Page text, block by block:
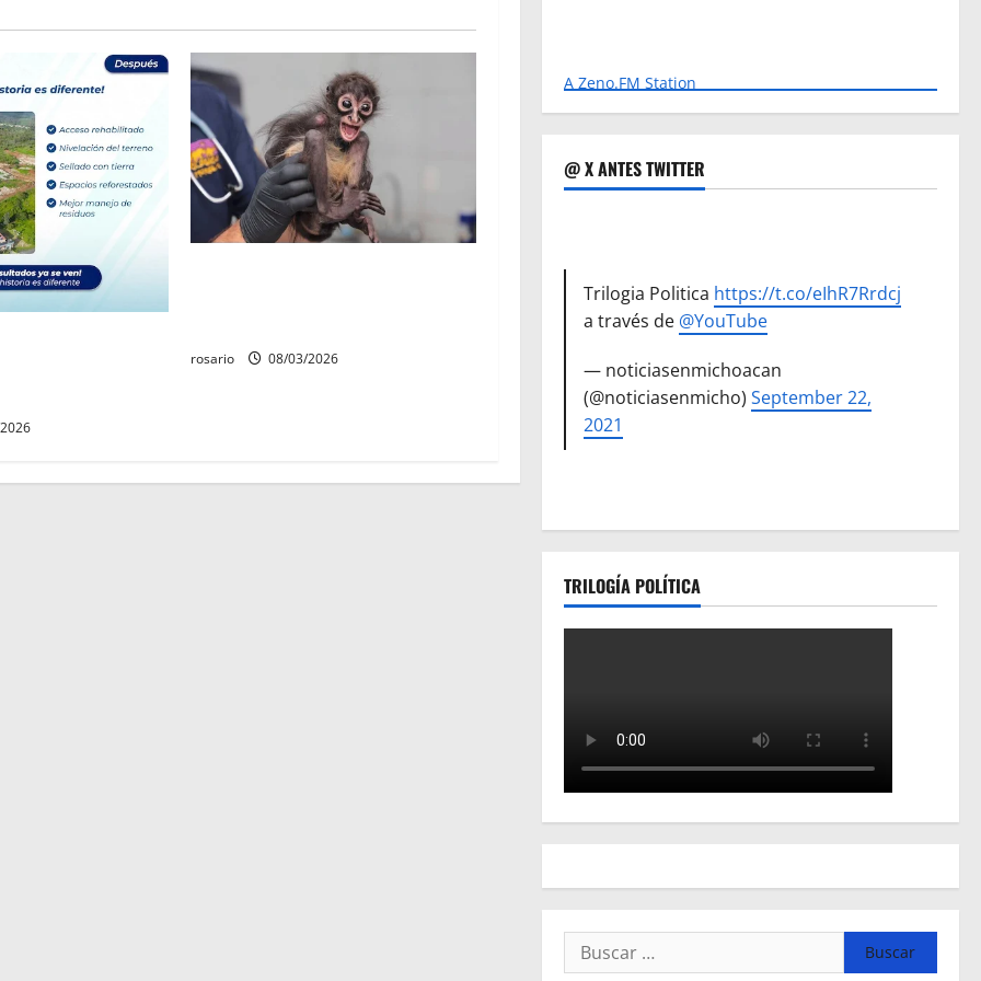
rosario 08/03/2026
A Zeno.FM Station
@ X ANTES TWITTER
Trilogia Politica https://t.co/eIhR7Rrdcj
a través de @YouTube
— noticiasenmichoacan
(@noticiasenmicho)September 22,
2021
TRILOGÍA POLÍTICA
Buscar: